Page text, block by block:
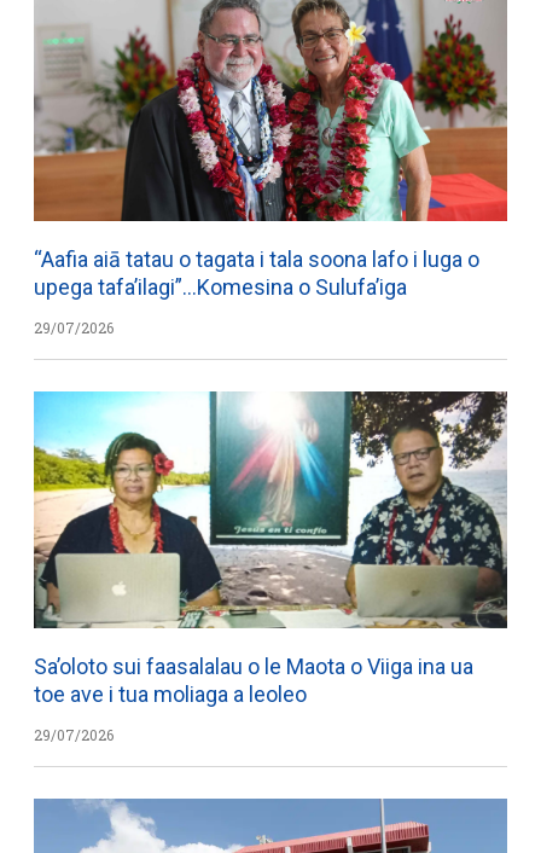
“Aafia aiā tatau o tagata i tala soona lafo i luga o
upega tafa’ilagi”…Komesina o Sulufa’iga
29/07/2026
Sa’oloto sui faasalalau o le Maota o Viiga ina ua
toe ave i tua moliaga a leoleo
29/07/2026